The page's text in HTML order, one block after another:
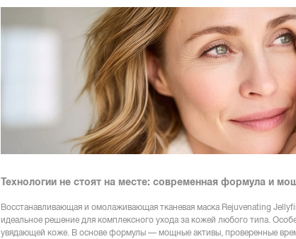
Технологии не стоят на месте: современная формула и
Восстанавливающая и омолаживающая тканевая маска Rejuvenating
идеальное решение для комплексного ухода за кожей любого типа.
увядающей коже. В основе формулы — мощные активы, проверенные